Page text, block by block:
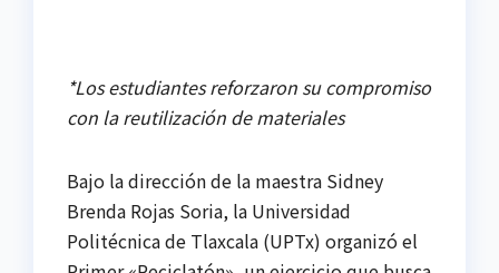
*Los estudiantes reforzaron su compromiso
con la reutilización de materiales
Bajo la dirección de la maestra Sidney
Brenda Rojas Soria, la Universidad
Politécnica de Tlaxcala (UPTx) organizó el